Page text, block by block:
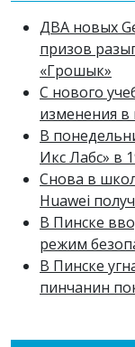
ДВА новых
призов
«Грошык»
С нового
изменения в
В
Икс Лабс» в
Снова в
Huawei
В Пинске
режим
В Пинске
пинчанин